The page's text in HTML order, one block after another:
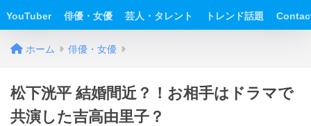
YouTuber 俳優・女優 芸人・タレント トレンド話題
ホーム 俳優・女優
松下洸平 結婚間近？！お相手はドラマで
共演した吉高由里子？